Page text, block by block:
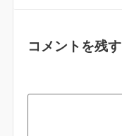
コメントを残す